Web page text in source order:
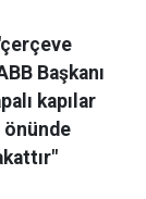
Başkanı
kapılar
önünde